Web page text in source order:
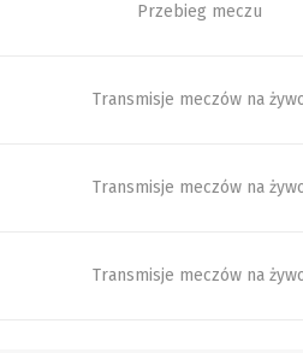
Przebieg meczu
Transmisje meczów na
Transmisje meczów na
Transmisje meczów na